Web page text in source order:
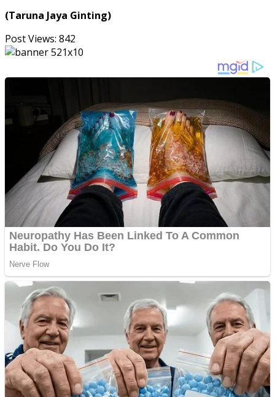
(Taruna Jaya Ginting)
Post Views: 842